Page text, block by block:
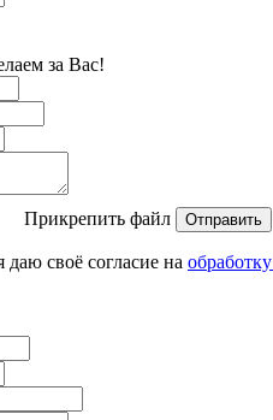
за Вас!
Прикрепить файл
Отправить
своё согласие на